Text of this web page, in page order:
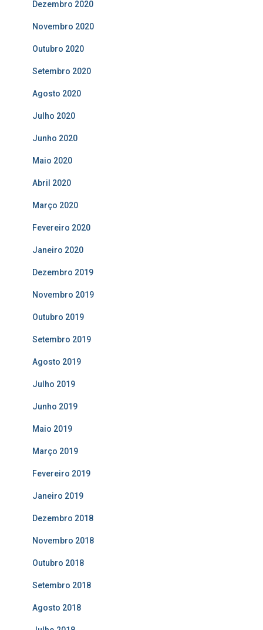
Dezembro 2020
Novembro 2020
Outubro 2020
Setembro 2020
Agosto 2020
Julho 2020
Junho 2020
Maio 2020
Abril 2020
Março 2020
Fevereiro 2020
Janeiro 2020
Dezembro 2019
Novembro 2019
Outubro 2019
Setembro 2019
Agosto 2019
Julho 2019
Junho 2019
Maio 2019
Março 2019
Fevereiro 2019
Janeiro 2019
Dezembro 2018
Novembro 2018
Outubro 2018
Setembro 2018
Agosto 2018